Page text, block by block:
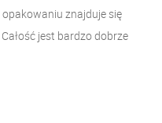
znajduje się
jest bardzo dobrze